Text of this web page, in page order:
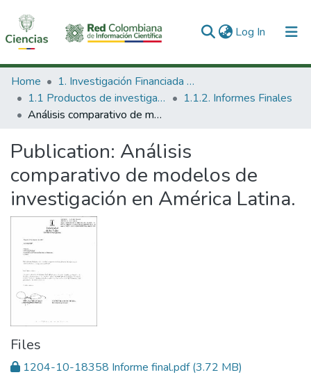
Log In (current)
Communities & Collections
All of DSpace
Home
1. Investigación Financiada con Recursos Públicos
1.1 Productos de investigación
1.1.2. Informes Finales
Análisis comparativo de modelos de investigación en América Latina.
Publication: Análisis
comparativo de modelos de
investigación en América Latina.
Files
1204-10-18358 Informe final.pdf(3.72 MB)